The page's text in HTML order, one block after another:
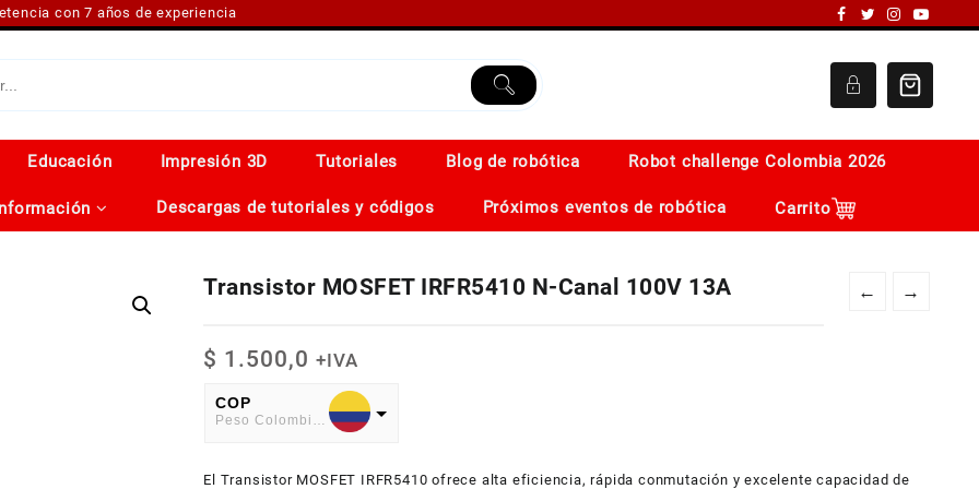
con 7 años de experiencia
Educación Impresión 3D Tutoriales Blog de robótica Robot challenge Colombia 2026
Descargas de tutoriales y códigos Próximos eventos de robótica Carrito
← →
Transistor MOSFET IRFR5410 N-Canal 100V 13A
$ 1.500,0 +IVA
COP
Peso Colombiano
American Dollar
El Transistor MOSFET IRFR5410 ofrece alta eficiencia, rápida conmutación y excelente capacidad de